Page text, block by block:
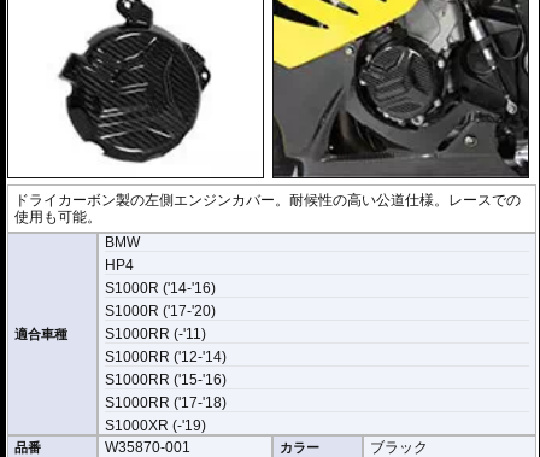
ドライカーボン製の左側エンジンカバー。耐候性の高い公道仕様。レースでの
使用も可能。
適合車種
BMW
HP4
S1000R ('14-'16)
S1000R ('17-'20)
S1000RR (-'11)
S1000RR ('12-'14)
S1000RR ('15-'16)
S1000RR ('17-'18)
S1000XR (-'19)
品番 W35870-001 カラー ブラック